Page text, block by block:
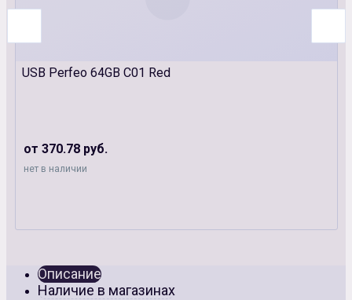
USB Perfeo 64GB C01 Red
от 370.78 руб.
нет в наличии
Описание
Наличие в магазинах